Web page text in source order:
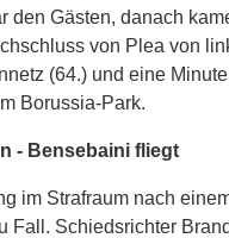
den Gästen, danach
von Plea von
(64.) und eine Minute
Borussia-Park.
- Bensebaini fliegt
im Strafraum nach
Fall. Schiedsrichter